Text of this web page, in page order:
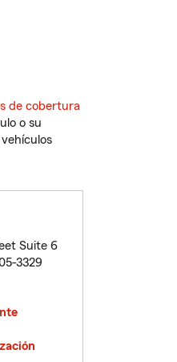
de cobertura
o su
Suite 6
3329